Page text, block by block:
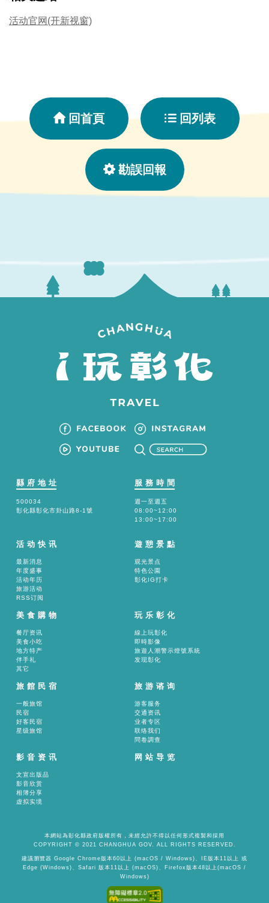
活动官网(开新视窗)
回首頁 回列表
勘誤回報
縣府地址
500034
彰化縣彰化市卦山路8-1號
服務時間
週一至週五
08:00~12:00
13:00~17:00
活动快讯
最新消息
年度盛事
活动年历
旅游活动
RSS订阅
遊憩景點
观光景点
特色公園
彰化IG打卡
美食購物
餐厅资讯
美食小吃
地方特产
伴手礼
其它
玩乐彰化
線上玩彰化
即時影像
旅遊人潮警示燈號系統
发现彰化
旅館民宿
一般旅馆
民宿
好客民宿
星级旅馆
旅游谘询
游客服务
交通资讯
业者专区
联络我们
問卷調查
影音资讯
文宣出版品
影音欣赏
相簿分享
虚拟实境
网站导览
本網站為彰化縣政府版權所有，未經允許不得以任何形式複製和採用
COPYRIGHT © 2021 CHANGHUA GOV. ALL RIGHTS RESERVED.
建議瀏覽器 Google Chrome版本60以上 (macOS / Windows)、IE版本11以上 或
Edge (Windows)、Safari 版本11以上 (macOS)、Firefox版本48以上(macOS /
Windows)